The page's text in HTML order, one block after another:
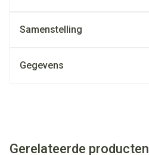
Samenstelling
Gegevens
Gerelateerde producten